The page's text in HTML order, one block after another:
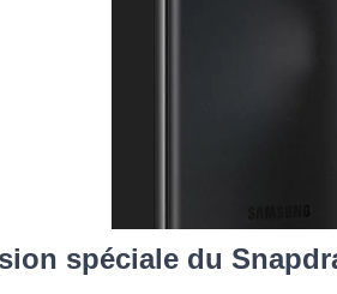
spéciale du